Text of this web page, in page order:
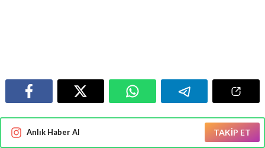
Anlık Haber Al TAKİP ET